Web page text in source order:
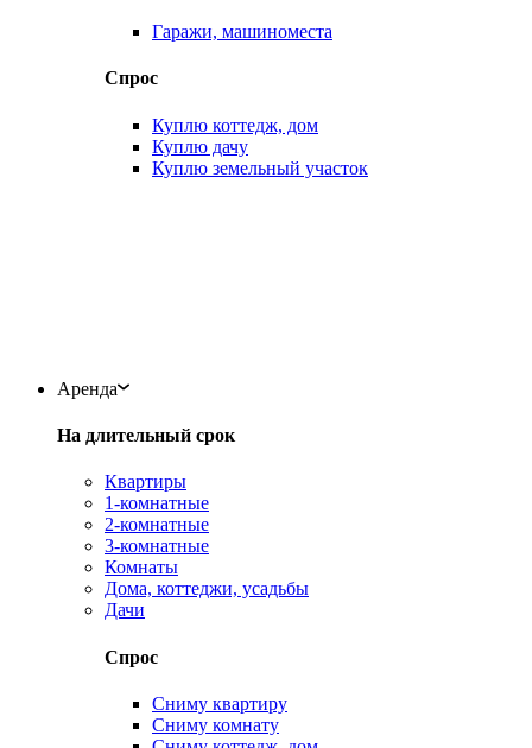
Гаражи, машиноместа
Спрос
Куплю коттедж, дом
Куплю дачу
Куплю земельный участок
Аренда
На длительный срок
Квартиры
1-комнатные
2-комнатные
3-комнатные
Комнаты
Дома, коттеджи, усадьбы
Дачи
Спрос
Сниму квартиру
Сниму комнату